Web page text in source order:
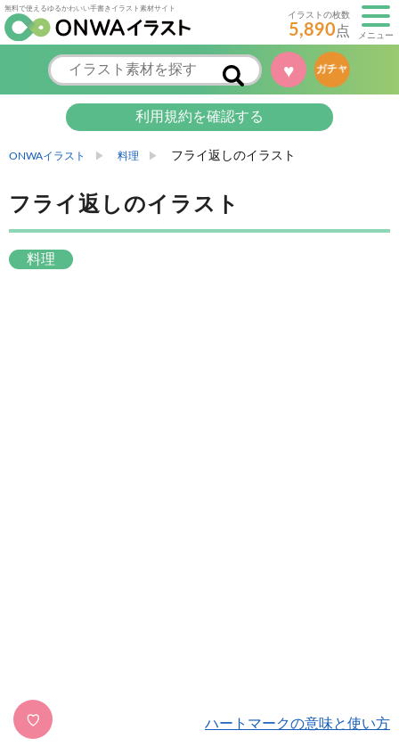
無料で使えるゆるかわいい手書きイラスト素材サイト
イラストの枚数
5,890点 メニュー
♥ ガチャ
利用規約を確認する
ONWAイラスト 料理 フライ返しのイラスト
フライ返しのイラスト
料理
♡ ハートマークの意味と使い方